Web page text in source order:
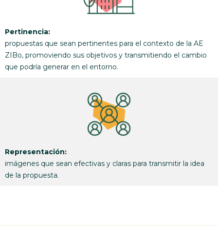
Pertinencia:
propuestas que sean pertinentes para el contexto de la AE
ZIBo, promoviendo sus objetivos y transmitiendo el cambio
que podría generar en el entorno.
Representación:
imágenes que sean efectivas y claras para transmitir la idea
de la propuesta.